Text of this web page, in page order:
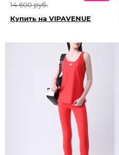
14 600 руб.
Купить на VIPAVENUE